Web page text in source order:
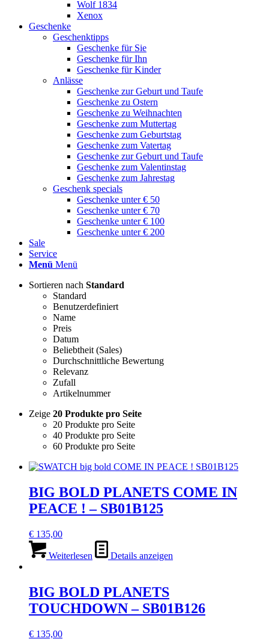
Wolf 1834
Xenox
Geschenke
Geschenktipps
Geschenke für Sie
Geschenke für Ihn
Geschenke für Kinder
Anlässe
Geschenke zur Geburt und Taufe
Geschenke zu Ostern
Geschenke zu Weihnachten
Geschenke zum Muttertag
Geschenke zum Geburtstag
Geschenke zum Vatertag
Geschenke zur Geburt und Taufe
Geschenke zum Valentinstag
Geschenke zum Jahrestag
Geschenk specials
Geschenke unter € 50
Geschenke unter € 70
Geschenke unter € 100
Geschenke unter € 200
Sale
Service
Menü Menü
Sortieren nach Standard
Standard
Benutzerdefiniert
Name
Preis
Datum
Beliebtheit (Sales)
Durchschnittliche Bewertung
Relevanz
Zufall
Artikelnummer
Zeige 20 Produkte pro Seite
20 Produkte pro Seite
40 Produkte pro Seite
60 Produkte pro Seite
BIG BOLD PLANETS COME IN
PEACE ! – SB01B125
€ 135,00
Weiterlesen Details anzeigen
BIG BOLD PLANETS
TOUCHDOWN – SB01B126
€ 135,00